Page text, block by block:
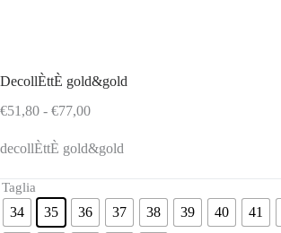
DecollÈttÈ gold&gold
€51,80 - €77,00Fascia
prezzo:
da
€77,00
decollÈttÈ gold&gold
Taglia
34 35 36 37 38 39 40 41